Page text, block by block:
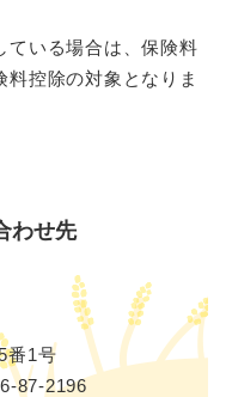
ている場合は、保険料
料控除の対象となりま
わせ先
番1号
87-2196